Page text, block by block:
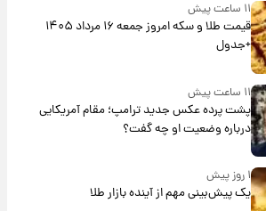
۱۱ ساعت پیش
قیمت طلا و سکه امروز جمعه ۱۶ مرداد ۱۴۰۵
+جدول
۱۱ ساعت پیش
پشت پرده عکس جدید ترامپ؛ مقام آمریکایی
درباره وضعیت او چه گفت؟
۱ روز پیش
یک پیش‌بینی مهم از آینده بازار طلا